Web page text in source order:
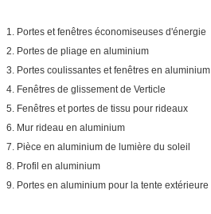
1. Portes et fenêtres économiseuses d'énergie
2. Portes de pliage en aluminium
3. Portes coulissantes et fenêtres en aluminium
4. Fenêtres de glissement de Verticle
5. Fenêtres et portes de tissu pour rideaux
6. Mur rideau en aluminium
7. Pièce en aluminium de lumière du soleil
8. Profil en aluminium
9. Portes en aluminium pour la tente extérieure